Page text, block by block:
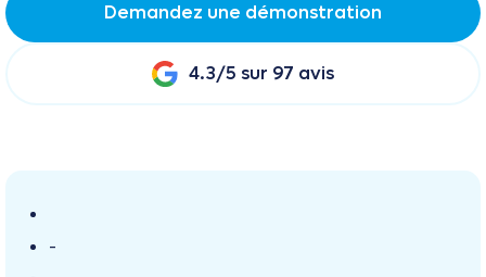
Demandez une démonstration
4.3/5 sur 97 avis
-